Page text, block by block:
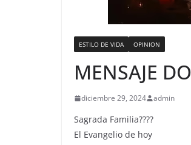
ESTILO DE VIDA OPINION
MENSAJE
diciembre 29, 2024 admin
Sagrada Familia????
El Evangelio de hoy